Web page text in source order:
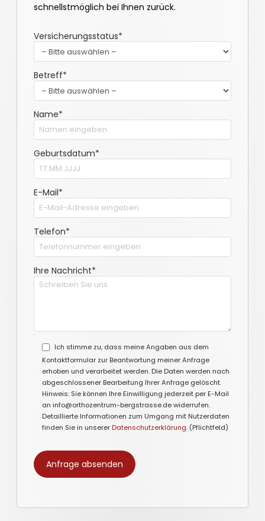
schnellstmöglich bei Ihnen zurück.
Versicherungsstatus*
Betreff*
Name*
Geburtsdatum*
E-Mail*
Telefon*
Ihre Nachricht*
Ich stimme zu, dass meine Angaben aus dem
Kontaktformular zur Beantwortung meiner Anfrage
erhoben und verarbeitet werden. Die Daten werden nach
abgeschlossener Bearbeitung Ihrer Anfrage gelöscht.
Hinweis: Sie können Ihre Einwilligung jederzeit per E-Mail
an info@orthozentrum-bergstrasse.de widerrufen.
Detaillierte Informationen zum Umgang mit Nutzerdaten
finden Sie in unsererDatenschutzerklärung. (Pflichtfeld)